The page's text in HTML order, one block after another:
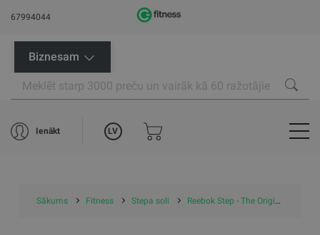
67994044
Biznesam
Ienākt LV
Sākums Fitness Stepa soli Reebok Step - The Original - Red